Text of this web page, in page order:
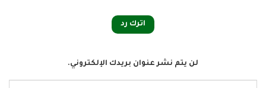
اترك رد
لن يتم نشر عنوان بريدك الإلكتروني.